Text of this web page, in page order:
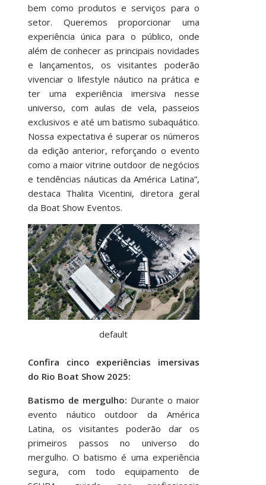
bem como produtos e serviços para o
setor. Queremos proporcionar uma
experiência única para o público, onde
além de conhecer as principais novidades
e lançamentos, os visitantes poderão
vivenciar o lifestyle náutico na prática e
ter uma experiência imersiva nesse
universo, com aulas de vela, passeios
exclusivos e até um batismo subaquático.
Nossa expectativa é superar os números
da edição anterior, reforçando o evento
como a maior vitrine outdoor de negócios
e tendências náuticas da América Latina”,
destaca Thalita Vicentini, diretora geral
da Boat Show Eventos.
default
Confira cinco experiências imersivas
do Rio Boat Show 2025:
Batismo de mergulho: Durante o maior
evento náutico outdoor da América
Latina, os visitantes poderão dar os
primeiros passos no universo do
mergulho. O batismo é uma experiência
segura, com todo equipamento de